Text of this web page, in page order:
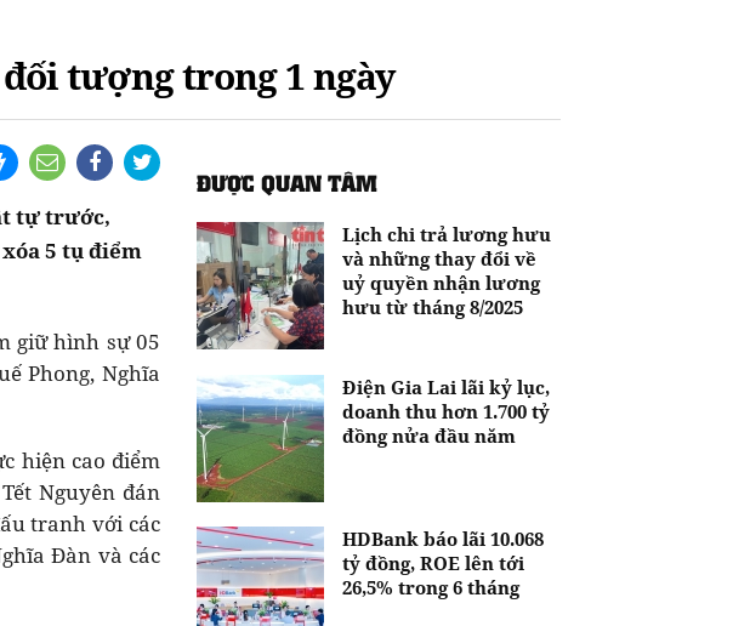
tượng trong 1 ngày
tự trước,
5 tụ điểm
giữ hình sự 05
Phong, Nghĩa
hiện cao điểm
Nguyên đán
tranh với các
Đàn và các
ĐƯỢC QUAN TÂM
Lịch chi trả lương hưu
và những thay đổi về
uỷ quyền nhận lương
hưu từ tháng 8/2025
Điện Gia Lai lãi kỷ lục,
doanh thu hơn 1.700 tỷ
đồng nửa đầu năm
HDBank báo lãi 10.068
tỷ đồng, ROE lên tới
26,5% trong 6 tháng